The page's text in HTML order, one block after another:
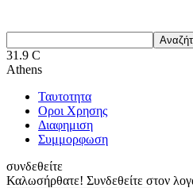
31.9 C
Athens
Ταυτοτητα
Οροι Χρησης
Διαφημιση
Συμμορφωση
συνδεθείτε
Καλωσήρθατε! Συνδεθείτε στον